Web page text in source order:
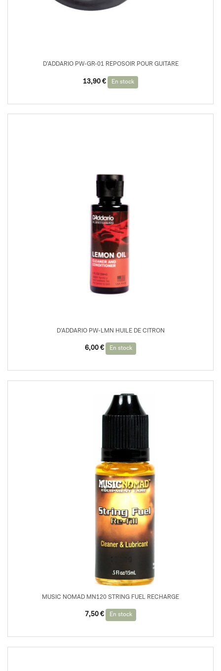
D’ADDARIO PW-GR-01 REPOSOIR POUR GUITARE
13,90 € En stock
D’ADDARIO PW-LMN HUILE DE CITRON
6,00 € En stock
MUSIC NOMAD MN120 STRING FUEL RECHARGE
7,50 € En stock